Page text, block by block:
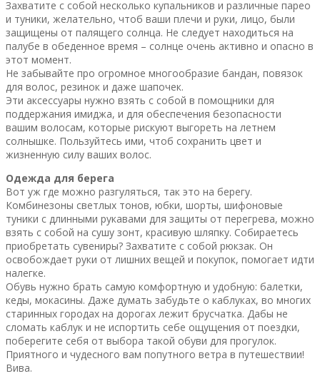
Захватите с собой несколько купальников и различные парео
и туники, желательно, чтоб ваши плечи и руки, лицо, были
защищены от палящего солнца. Не следует находиться на
палубе в обеденное время – солнце очень активно и опасно в
этот момент.
Не забывайте про огромное многообразие бандан, повязок
для волос, резинок и даже шапочек.
Эти аксессуары нужно взять с собой в помощники для
поддержания имиджа, и для обеспечения безопасности
вашим волосам, которые рискуют выгореть на летнем
солнышке. Пользуйтесь ими, чтоб сохранить цвет и
жизненную силу ваших волос.
Одежда для берега
Вот уж где можно разгуляться, так это на берегу.
Комбинезоны светлых тонов, юбки, шорты, шифоновые
туники с длинными рукавами для защиты от перегрева, можно
взять с собой на сушу зонт, красивую шляпку. Собираетесь
приобретать сувениры? Захватите с собой рюкзак. Он
освобождает руки от лишних вещей и покупок, помогает идти
налегке.
Обувь нужно брать самую комфортную и удобную: балетки,
кеды, мокасины. Даже думать забудьте о каблуках, во многих
старинных городах на дорогах лежит брусчатка. Дабы не
сломать каблук и не испортить себе ощущения от поездки,
поберегите себя от выбора такой обуви для прогулок.
Приятного и чудесного вам попутного ветра в путешествии!
Вива.